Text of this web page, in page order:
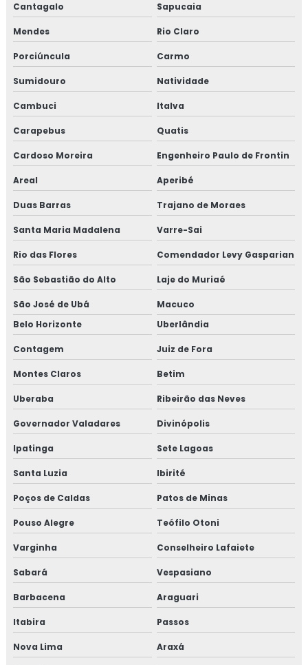
Cantagalo Sapucaia
Mendes Rio Claro
Porciúncula Carmo
Sumidouro Natividade
Cambuci Italva
Carapebus Quatis
Cardoso Moreira Engenheiro Paulo de Frontin
Areal Aperibé
Duas Barras Trajano de Moraes
Santa Maria Madalena Varre-Sai
Rio das Flores Comendador Levy Gasparian
São Sebastião do Alto Laje do Muriaé
São José de Ubá
Macuco
Belo Horizonte
Uberlândia
Contagem Juiz de Fora
Montes Claros Betim
Uberaba Ribeirão das Neves
Governador Valadares Divinópolis
Ipatinga Sete Lagoas
Santa Luzia Ibirité
Poços de Caldas Patos de Minas
Pouso Alegre Teófilo Otoni
Varginha Conselheiro Lafaiete
Sabará Vespasiano
Barbacena Araguari
Itabira Passos
Nova Lima Araxá